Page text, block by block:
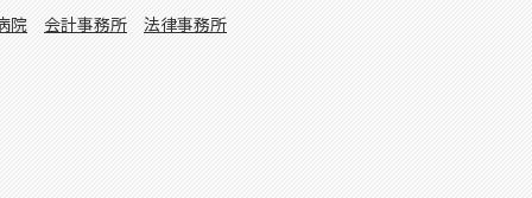
院 会計事務所 法律事務所